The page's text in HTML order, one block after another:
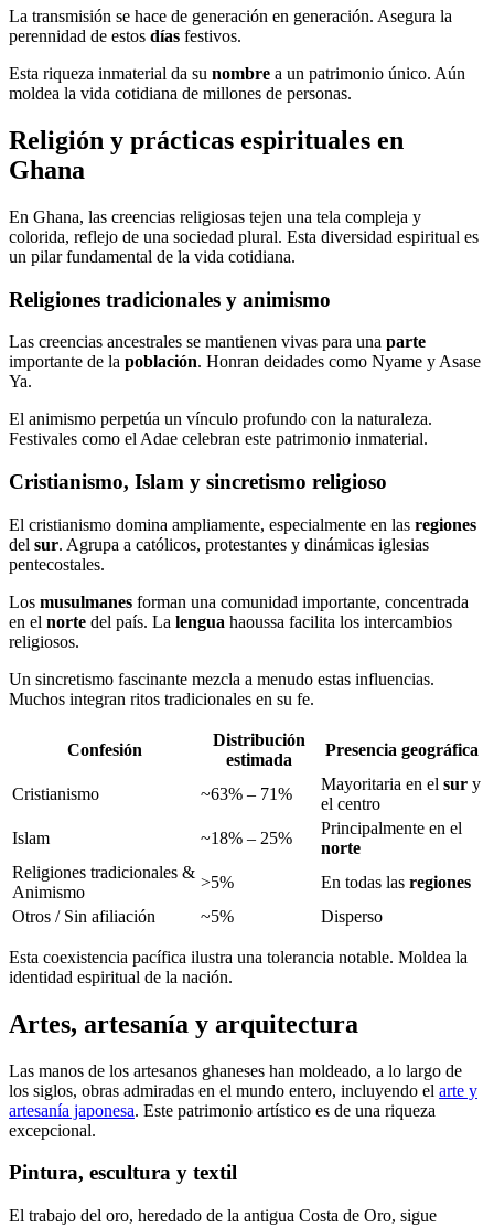
La transmisión se hace de generación en generación. Asegura la
perennidad de estos días festivos.
Esta riqueza inmaterial da su nombre a un patrimonio único. Aún
moldea la vida cotidiana de millones de personas.
Religión y prácticas espirituales en
Ghana
En Ghana, las creencias religiosas tejen una tela compleja y
colorida, reflejo de una sociedad plural. Esta diversidad espiritual es
un pilar fundamental de la vida cotidiana.
Religiones tradicionales y animismo
Las creencias ancestrales se mantienen vivas para una parte
importante de la población. Honran deidades como Nyame y Asase
Ya.
El animismo perpetúa un vínculo profundo con la naturaleza.
Festivales como el Adae celebran este patrimonio inmaterial.
Cristianismo, Islam y sincretismo religioso
El cristianismo domina ampliamente, especialmente en las regiones
del sur. Agrupa a católicos, protestantes y dinámicas iglesias
pentecostales.
Los musulmanes forman una comunidad importante, concentrada
en el norte del país. La lengua haoussa facilita los intercambios
religiosos.
Un sincretismo fascinante mezcla a menudo estas influencias.
Muchos integran ritos tradicionales en su fe.
Confesión
Distribución
estimada
Presencia geográfica
Cristianismo ~63% – 71%
Mayoritaria en el sur y
el centro
Islam
~18% – 25%
Principalmente en el
norte
Religiones tradicionales &
Animismo
>5% En todas las regiones
Otros / Sin afiliación
~5% Disperso
Esta coexistencia pacífica ilustra una tolerancia notable. Moldea la
identidad espiritual de la nación.
Artes, artesanía y arquitectura
Las manos de los artesanos ghaneses han moldeado, a lo largo de
los siglos, obras admiradas en el mundo entero, incluyendo el arte y
artesanía japonesa. Este patrimonio artístico es de una riqueza
excepcional.
Pintura, escultura y textil
El trabajo del oro, heredado de la antigua Costa de Oro, sigue